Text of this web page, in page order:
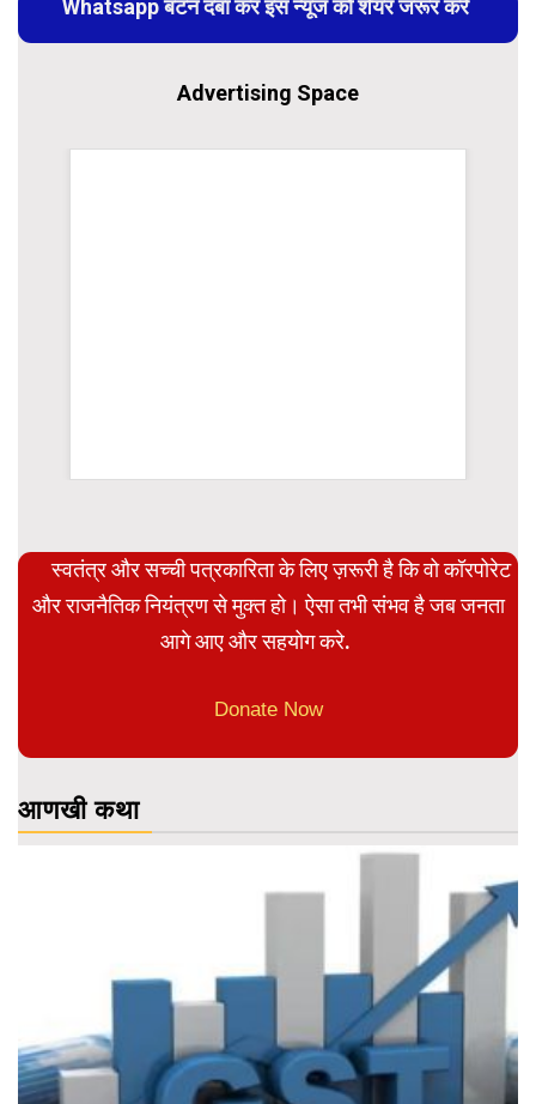
Whatsapp बटन दबा कर इस न्यूज को शेयर जरूर करें
Advertising Space
स्वतंत्र और सच्ची पत्रकारिता के लिए ज़रूरी है कि वो कॉरपोरेट
और राजनैतिक नियंत्रण से मुक्त हो। ऐसा तभी संभव है जब जनता
आगे आए और सहयोग करे.
Donate Now
आणखी कथा